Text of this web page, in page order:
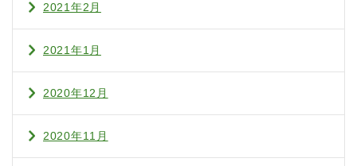
2021年2月
2021年1月
2020年12月
2020年11月